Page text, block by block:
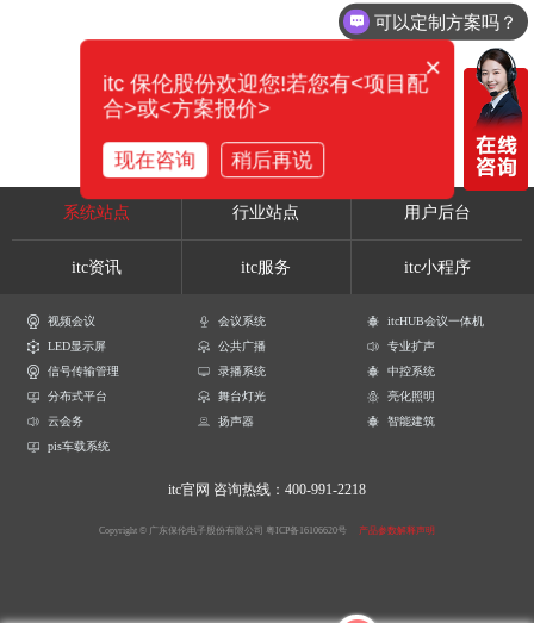
系统站点 行业站点 用户后台
itc资讯 itc服务 itc小程序
视频会议 会议系统
itcHUB会议一体机
LED显示屏
公共广播
专业扩声
信号传输管理
录播系统
中控系统
分布式平台
舞台灯光
亮化照明
云会务
扬声器
智能建筑
pis车载系统
itc官网 咨询热线：400-991-2218
Copyright © 广东保伦电子股份有限公司 粤ICP备16106620号 产品参数解释声明
可以定制方案吗？
×
itc 保伦股份欢迎您!若您有<项目配
合>或<方案报价>
现在咨询 稍后再说